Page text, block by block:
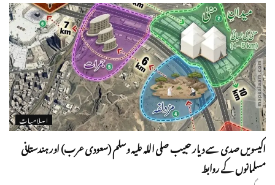
اسلامیات
اکیسویں صدی سے دیار حبیب صلی اللہ علیہ وسلم (سعودی عرب) اور ہندستانی
مسلمانوں کے روابط